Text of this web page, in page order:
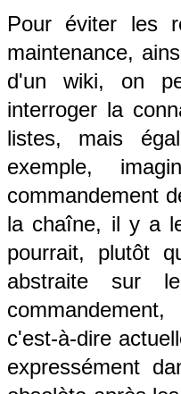
Pour éviter les
maintenance,
d'un wiki, on
interroger la
listes, mais
exemple,
commandement
la chaîne, il y a
pourrait, plutôt
abstraite sur
c'est-à-dire
expressément